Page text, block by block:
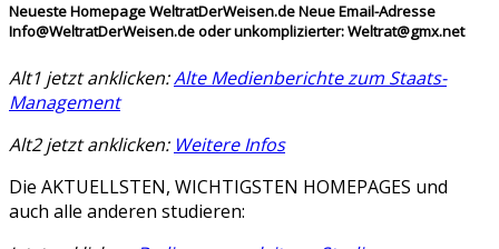
Neueste Homepage WeltratDerWeisen.de Neue Email-Adresse
Info@WeltratDerWeisen.de oder unkomplizierter: Weltrat@gmx.net
Alt1 jetzt anklicken:Alte Medienberichte zum Staats-
Management
Alt2 jetzt anklicken: WeitereInfos
Die AKTUELLSTEN, WICHTIGSTEN HOMEPAGES und
auch alle anderen studieren: